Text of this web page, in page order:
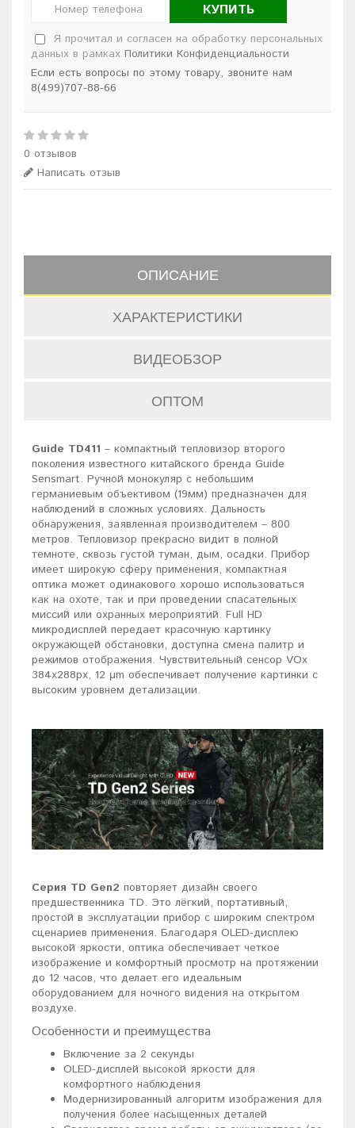
КУПИТЬ
Я прочитал и согласен на обработку персональных
данных в рамках Политики Конфиденциальности
Если есть вопросы по этому товару, звоните нам
8(499)707-88-66
0 отзывов
Написать отзыв
ОПИСАНИЕ
ХАРАКТЕРИСТИКИ
ВИДЕОБЗОР
ОПТОМ
Guide TD411 – компактный тепловизор второго
поколения известного китайского бренда Guide
Sensmart. Ручной монокуляр с небольшим
германиевым объективом (19мм) предназначен для
наблюдений в сложных условиях. Дальность
обнаружения, заявленная производителем – 800
метров. Тепловизор прекрасно видит в полной
темноте, сквозь густой туман, дым, осадки. Прибор
имеет широкую сферу применения, компактная
оптика может одинакового хорошо использоваться
как на охоте, так и при проведении спасательных
миссий или охранных мероприятий. Full HD
микродисплей передает красочную картинку
окружающей обстановки, доступна смена палитр и
режимов отображения. Чувствительный сенсор VOx
384х288рх, 12 μm обеспечивает получение картинки с
высоким уровнем детализации.
Серия TD Gen2 повторяет дизайн своего
предшественника TD. Это лёгкий, портативный,
простой в эксплуатации прибор с широким спектром
сценариев применения. Благодаря OLED-дисплею
высокой яркости, оптика обеспечивает четкое
изображение и комфортный просмотр на протяжении
до 12 часов, что делает его идеальным
оборудованием для ночного видения на открытом
воздухе.
Особенности и преимущества
Включение за 2 секунды
OLED-дисплей высокой яркости для
комфортного наблюдения
Модернизированный алгоритм изображения для
получения более насыщенных деталей